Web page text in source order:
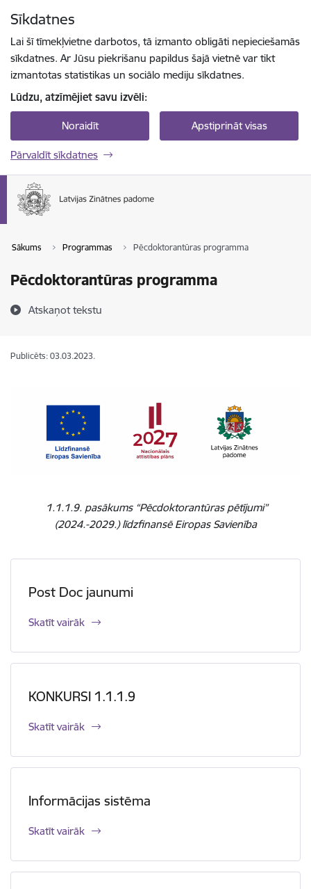
Sīkdatnes
Lai šī tīmekļvietne darbotos, tā izmanto obligāti nepieciešamās
sīkdatnes. Ar Jūsu piekrišanu papildus šajā vietnē var tikt
izmantotas statistikas un sociālo mediju sīkdatnes.
Lūdzu, atzīmējiet savu izvēli:
Noraidīt Apstiprināt visas
Pārvaldīt sīkdatnes
Sākums Programmas Pēcdoktorantūras programma
Pēcdoktorantūras programma
Atskaņot tekstu
Publicēts: 03.03.2023.
1.1.1.9. pasākums “Pēcdoktorantūras pētījumi”
(2024.-2029.)līdzfinansē Eiropas Savienība
Post Doc jaunumi
Skatīt vairāk
KONKURSI 1.1.1.9
Skatīt vairāk
Informācijas sistēma
Skatīt vairāk